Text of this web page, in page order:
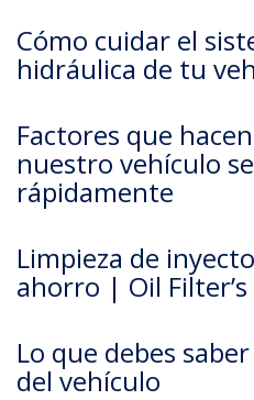
Cómo cuidar el
hidráulica de tu
Factores que
nuestro vehículo
rápidamente
Limpieza de
ahorro | Oil
Lo que debes
del vehículo